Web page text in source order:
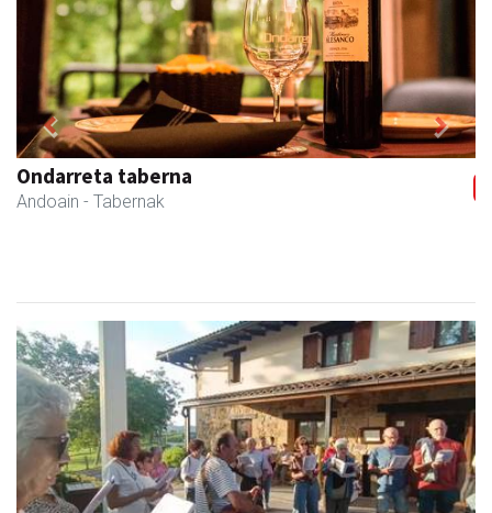
Kuttun kafetegia
Andoain - Gozotegiak
Previous Next